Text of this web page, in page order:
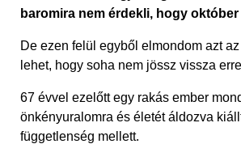
baromira nem érdekli, hogy október
De ezen felül egyből elmondom azt
lehet, hogy soha nem jössz vissza
67 évvel ezelőtt egy rakás ember
önkényuralomra és életét áldozva
függetlenség mellett.